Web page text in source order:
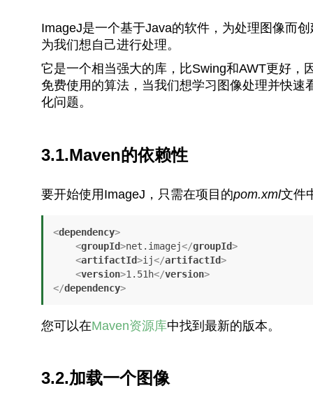
ImageJ是一个基于Java的软件，为处理图像而
为我们想自己进行处理。
它是一个相当强大的库，比Swing和AWT更好，
免费使用的算法，当我们想学习图像处理并快
化问题。
3.1.Maven的依赖性
要开始使用ImageJ，只需在项目的pom.xml文件
<dependency>
<groupId>net.imagej</groupId>
<artifactId>ij</artifactId>
<version>1.51h</version>
</dependency>
您可以在Maven资源库中找到最新的版本。
3.2.加载一个图像